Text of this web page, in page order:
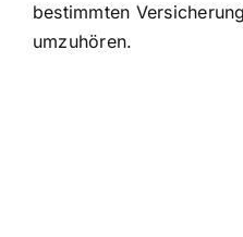
bestimmten
umzuhören.